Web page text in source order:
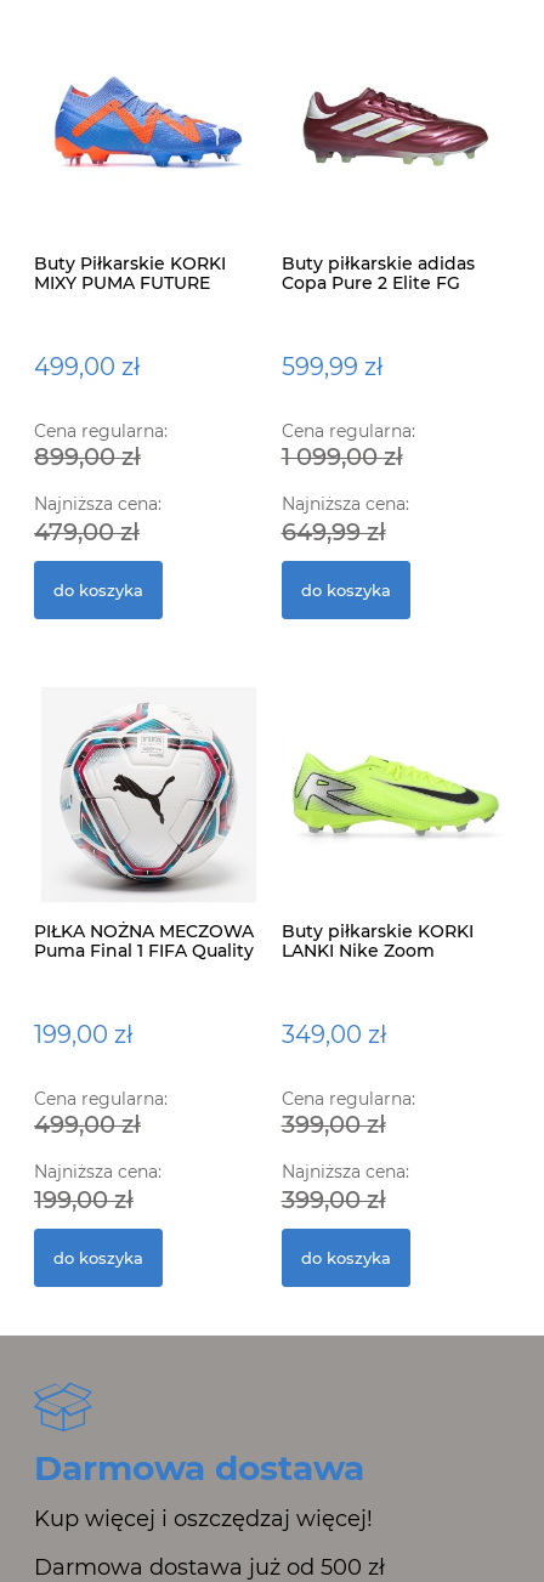
Buty Piłkarskie KORKI
MIXY PUMA FUTURE
499,00 zł
Cena regularna:
899,00 zł
Najniższa cena:
479,00 zł
do koszyka
Buty piłkarskie adidas
Copa Pure 2 Elite FG
599,99 zł
Cena regularna:
1 099,00 zł
Najniższa cena:
649,99 zł
do koszyka
PIŁKA NOŻNA MECZOWA
Puma Final 1 FIFA Quality
199,00 zł
Cena regularna:
499,00 zł
Najniższa cena:
199,00 zł
do koszyka
Buty piłkarskie KORKI
LANKI Nike Zoom
349,00 zł
Cena regularna:
399,00 zł
Najniższa cena:
399,00 zł
do koszyka
Darmowa dostawa
Kup więcej i oszczędzaj więcej!
Darmowa dostawa już od 500 zł